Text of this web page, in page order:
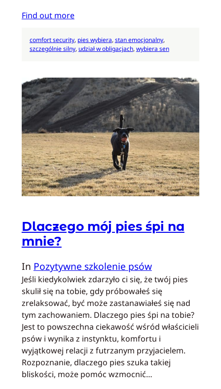
Find out more
comfort security, pies wybiera, stan emocjonalny
szczególnie silny, udział w obligacjach, wybiera sen
Dlaczego mój pies śpi na
mnie?
In Pozytywne szkolenie psów
Jeśli kiedykolwiek zdarzyło ci się, że twój pies
skulił się na tobie, gdy próbowałeś się
zrelaksować, być może zastanawiałeś się nad
tym zachowaniem. Dlaczego pies śpi na tobie?
Jest to powszechna ciekawość wśród właścicieli
psów i wynika z instynktu, komfortu i
wyjątkowej relacji z futrzanym przyjacielem.
Rozpoznanie, dlaczego pies szuka takiej
bliskości, może pomóc wzmocnić…